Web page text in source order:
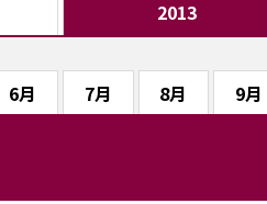
2013
6月 7月 8月 9月